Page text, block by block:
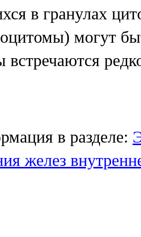
в гранулах
могут
встречаются
в разделе:
желез